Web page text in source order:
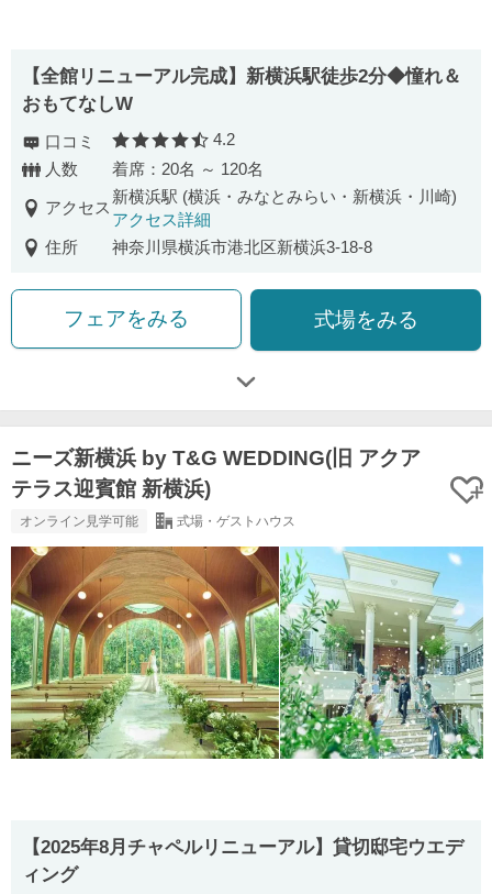
【全館リニューアル完成】新横浜駅徒歩2分◆憧れ＆
おもてなしW
口コミ 口コミ評価
4.2
人数
着席：20名 ～ 120名
アクセス
新横浜駅 (横浜・みなとみらい・新横浜・川崎)
アクセス詳細
住所
神奈川県横浜市港北区新横浜3-18-8
フェアをみる 式場をみる
ニーズ新横浜 by T&G WEDDING(旧 アクア
テラス迎賓館 新横浜)
オンライン見学可能 式場・ゲストハウス
【2025年8月チャペルリニューアル】貸切邸宅ウエデ
ィング